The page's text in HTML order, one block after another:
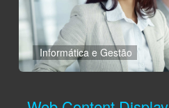
Informática e Gestão